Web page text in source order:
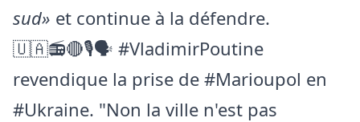
sud» et continue à la défendre.
🇺🇦📻🔴🎙🗣️ #VladimirPoutine
revendique la prise de #Marioupol en
#Ukraine. "Non la ville n'est pas